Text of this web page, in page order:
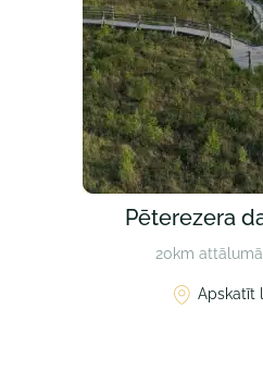
Pēterezera
20km
Apskatīt